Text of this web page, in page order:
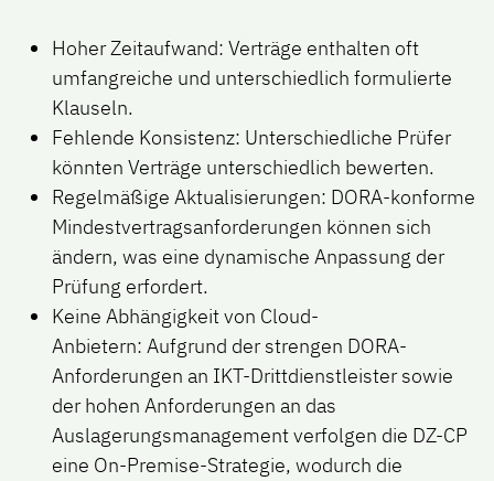
Hoher Zeitaufwand: Verträge enthalten oft
umfangreiche und unterschiedlich formulierte
Klauseln.
Fehlende Konsistenz: Unterschiedliche Prüfer
könnten Verträge unterschiedlich bewerten.
Regelmäßige Aktualisierungen: DORA-konforme
Mindestvertragsanforderungen können sich
ändern, was eine dynamische Anpassung der
Prüfung erfordert.
Keine Abhängigkeit von Cloud-
Anbietern: Aufgrund der strengen DORA-
Anforderungen an IKT-Drittdienstleister sowie
der hohen Anforderungen an das
Auslagerungsmanagement verfolgen die DZ-CP
eine On-Premise-Strategie, wodurch die